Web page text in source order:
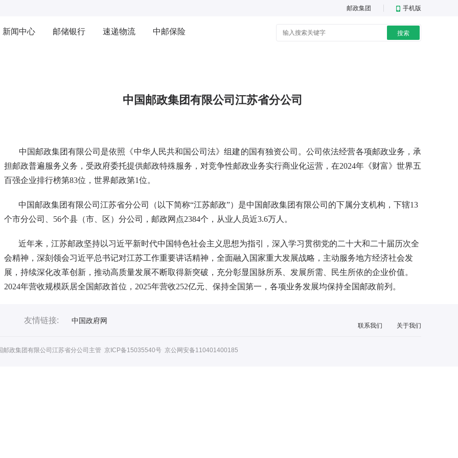
邮政集团 手机版
新闻中心 邮储银行 速递物流 中邮保险 搜索
中国邮政集团有限公司 江苏省分公司
中国邮政集团有限公司是依照《中华人民共和国公司法》组建的国有独资公司。公司依法经营各项邮政业务，承
担邮政普遍服务义务，受政府委托提供邮政特殊服务，对竞争性邮政业务实行商业化运营，在2024年《财富》世界五
百强企业排行榜第83位，世界邮政第1位。
中国邮政集团有限公司江苏省分公司（以下简称“江苏邮政”）是中国邮政集团有限公司的下属分支机构，下辖13
个市分公司、56个县（市、区）分公司，邮政网点2384个，从业人员近3.6万人。
近年来，江苏邮政坚持以习近平新时代中国特色社会主义思想为指引，深入学习贯彻党的二十大和二十届历次全
会精神，深刻领会习近平总书记对江苏工作重要讲话精神，全面融入国家重大发展战略，主动服务地方经济社会发
展，持续深化改革创新，推动高质量发展不断取得新突破，充分彰显国脉所系、发展所需、民生所依的企业价值。
2024年营收规模跃居全国邮政首位，2025年营收252亿元、保持全国第一， 各项业务发展均保持全国邮政前列。
友情链接: 中国政府网
联系我们 关于我们
邮政集团有限公司江苏省分公司主管 京ICP备15035540号 京公网安备110401400185